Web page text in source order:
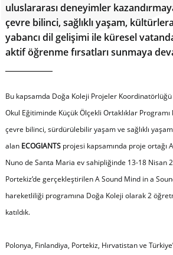
uluslararası deneyimler
çevre bilinci, sağlıklı yaşam,
yabancı dil gelişimi ile küresel
aktif öğrenme fırsatları sunmaya
Bu kapsamda Doğa Koleji Projeler
Okul Eğitiminde Küçük Ölçekli Ortaklıklar
çevre bilinci, sürdürülebilir yaşam ve sağlıklı yaşam
alanECOGIANTS projesi kapsamında proje ortağı
Nuno de Santa Maria ev sahipliğinde 13-18 Nisan
Portekiz’de gerçekleştirilen A Sound Mind in a
hareketliliği programına Doğa Koleji olarak 2
katıldık.
Polonya, Finlandiya, Portekiz, Hırvatistan ve